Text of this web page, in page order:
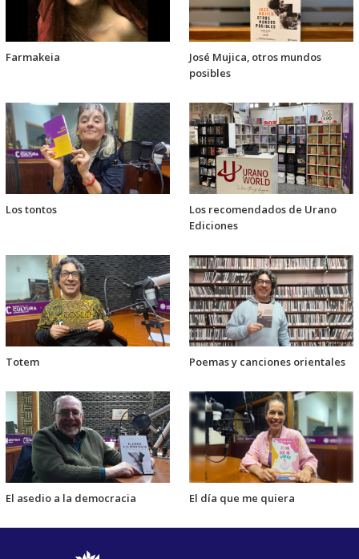
Farmakeia
José Mujica, otros mundos
posibles
Los tontos
Los recomendados de Urano
Ediciones
Totem Poemas y canciones orientales
El asedio a la democracia El día que me quiera